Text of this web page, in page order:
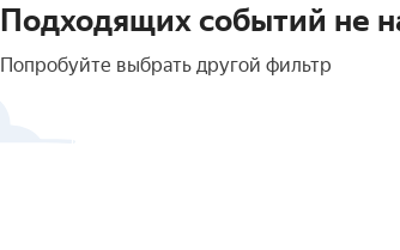
Подходящих событий не
Попробуйте выбрать другой фильтр